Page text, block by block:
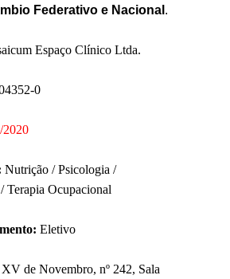
Federativo e Nacional .
Espaço Clínico Ltda.
0
2020
Nutrição / Psicologia /
Terapia Ocupacional
Eletivo
de Novembro, nº 242, Sala